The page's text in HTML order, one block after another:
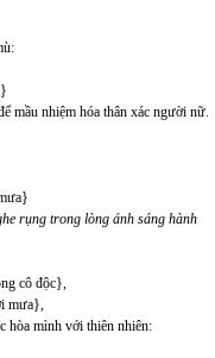
mầu nhiệm hóa thân xác người nữ.
rụng trong lòng ánh sáng hành
cô độc},
mưa},
hòa mình với thiên nhiên: